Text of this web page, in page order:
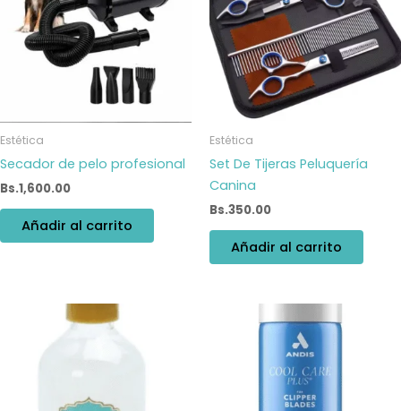
Estética
Secador de pelo profesional
Bs.1,600.00
Añadir al carrito
Estética
Set De Tijeras Peluquería
Canina
Bs.350.00
Añadir al carrito